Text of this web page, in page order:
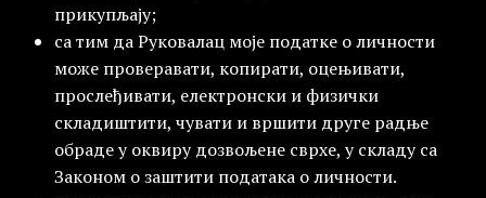
прикупљају;
са тим да Руковалац моје податке о личности
може проверавати, копирати, оцењивати,
прослеђивати, електронски и физички
складиштити, чувати и вршити друге радње
обраде у оквиру дозвољене сврхе, у складу са
Законом о заштити података о личности.